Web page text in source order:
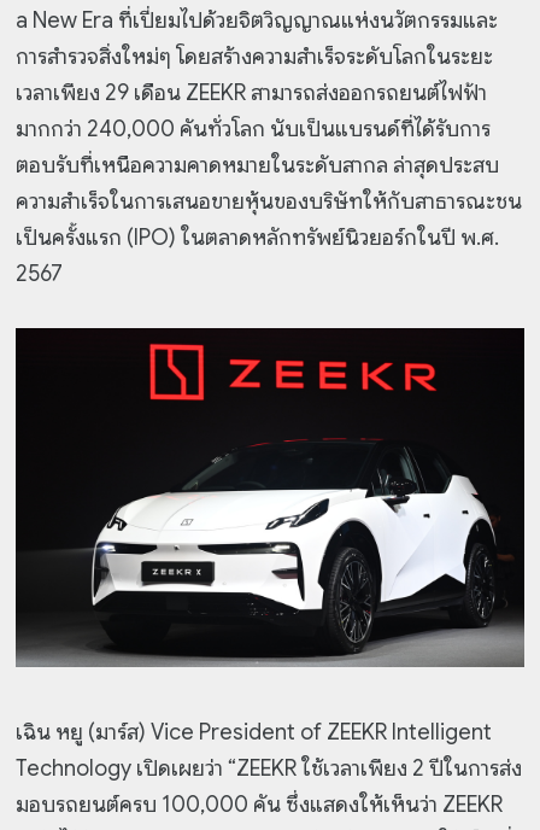
a New Era ที่เปี่ยมไปด้วยจิตวิญญาณแห่งนวัตกรรมและ
การสำรวจสิ่งใหม่ๆ โดยสร้างความสำเร็จระดับโลกในระยะ
เวลาเพียง 29 เดือน ZEEKR สามารถส่งออกรถยนต์ไฟฟ้า
มากกว่า 240,000 คันทั่วโลก นับเป็นแบรนด์ที่ได้รับการ
ตอบรับที่เหนือความคาดหมายในระดับสากล ล่าสุดประสบ
ความสำเร็จในการเสนอขายหุ้นของบริษัทให้กับสาธารณะชน
เป็นครั้งแรก (IPO) ในตลาดหลักทรัพย์นิวยอร์กในปี พ.ศ.
2567
เฉิน หยู (มาร์ส) Vice President of ZEEKR Intelligent
Technology เปิดเผยว่า “ZEEKR ใช้เวลาเพียง 2 ปีในการส่ง
มอบรถยนต์ครบ 100,000 คัน ซึ่งแสดงให้เห็นว่า ZEEKR